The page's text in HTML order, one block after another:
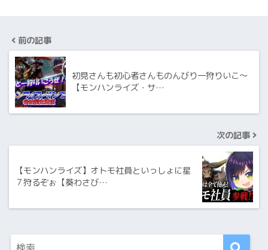
前の記事
初見さんも初心者さんものんびり一狩りいこ～
【モンハンライズ・サ…
次の記事
【モンハンライズ】オトモ社員といっしょに星
７狩るぞぉ【葵わさび…